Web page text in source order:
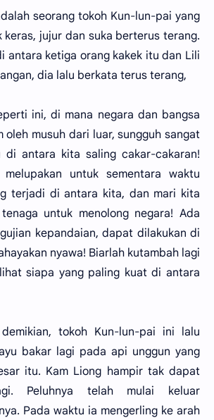
seorang tokoh Kun-lun-pai yang
jujur dan suka berterus terang.
antara ketiga orang kakek itu dan Lili
dia lalu berkata terus terang,
ini, di mana negara dan bangsa
oleh musuh dari luar, sungguh sangat
di antara kita saling cakar-cakaran!
untuk sementara waktu
terjadi di antara kita, dan mari kita
untuk menolong negara! Ada
kepandaian, dapat dilakukan di
nyawa! Biarlah kutambah lagi
siapa yang paling kuat di antara
tokoh Kun-lun-pai ini lalu
bakar lagi pada api unggun yang
itu. Kam Liong hampir tak dapat
Peluhnya telah mulai keluar
Pada waktu ia mengerling ke arah